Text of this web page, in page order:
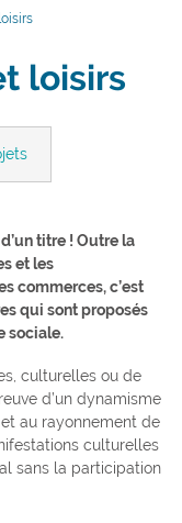
loisirs
titre ! Outre la
et les
commerces, c’est
qui sont proposés
sociale.
culturelles ou de
d’un dynamisme
au rayonnement de
culturelles
sans la participation